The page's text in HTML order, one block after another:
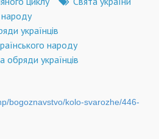
народу
українців
народу
обряди українців
bogoznavstvo/kolo-svarozhe/446-